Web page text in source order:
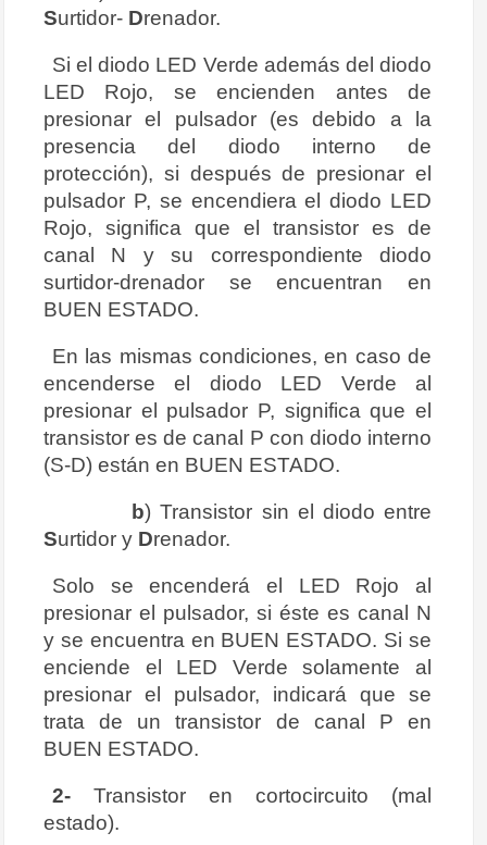
Surtidor- Drenador.
Si el diodo LED Verde además del diodo
LED Rojo, se encienden antes de
presionar el pulsador (es debido a la
presencia del diodo interno de
protección), si después de presionar el
pulsador P, se encendiera el diodo LED
Rojo, significa que el transistor es de
canal N y su correspondiente diodo
surtidor-drenador se encuentran en
BUEN ESTADO.
En las mismas condiciones, en caso de
encenderse el diodo LED Verde al
presionar el pulsador P, significa que el
transistor es de canal P con diodo interno
(S-D) están en BUEN ESTADO.
b) Transistor sin el diodo entre
Surtidor y Drenador.
Solo se encenderá el LED Rojo al
presionar el pulsador, si éste es canal N
y se encuentra en BUEN ESTADO. Si se
enciende el LED Verde solamente al
presionar el pulsador, indicará que se
trata de un transistor de canal P en
BUEN ESTADO.
2- Transistor en cortocircuito (mal
estado).